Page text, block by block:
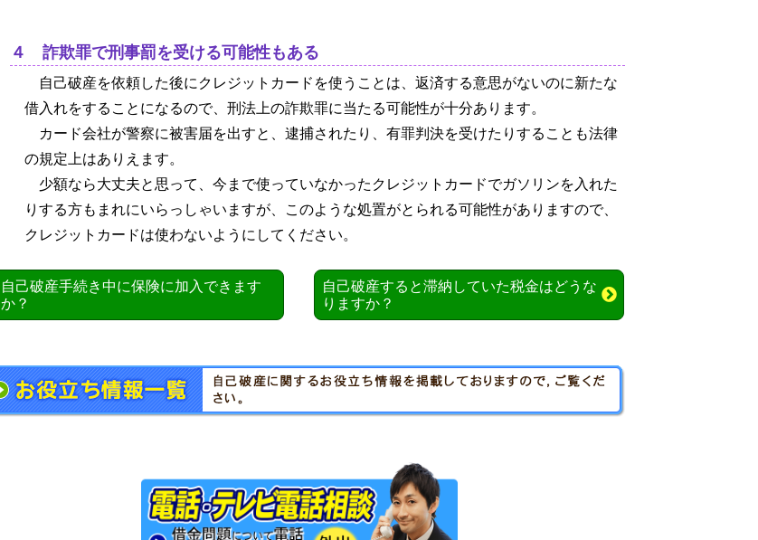
４ 詐欺罪で刑事罰を受ける可能性もある
自己破産を依頼した後にクレジットカードを使うことは、返済する意思がないのに新たな
借入れをすることになるので、刑法上の詐欺罪に当たる可能性が十分あります。
カード会社が警察に被害届を出すと、逮捕されたり、有罪判決を受けたりすることも法律
の規定上はありえます。
少額なら大丈夫と思って、今まで使っていなかったクレジットカードでガソリンを入れた
りする方もまれにいらっしゃいますが、このような処置がとられる可能性がありますので、
クレジットカードは使わないようにしてください。
自己破産手続き中に保険に加入できます
か？
自己破産すると滞納していた税金はどうな
りますか？